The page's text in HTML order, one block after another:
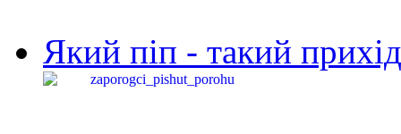
Який піп - такий